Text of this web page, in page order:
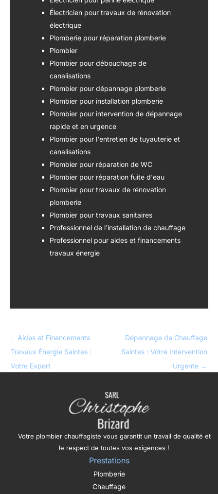
Électricien pour travaux de rénovation
électrique
Plomberie pour réparation plomberie
Plombier
Plombier pour débouchage de
canalisations
Plombier pour dépannage plomberie
Plombier pour installation plomberie
Plombier pour intervention de dépannage
rapide et en urgence
Plombier pour l'entretien de tuyauterie et
canalisations
Plombier pour réparation de WC
Plombier pour réparation fuite d'eau
Plombier pour travaux de rénovation
plomberie
Plombier pour travaux sanitaires
Professionnel de l'installation de chauffage
Professionnel pour aides et financements
travaux énergie
← Aides et Financements
Travaux Énergie Saintes :
Votre Expert
Dépannage de Chauffage
Saintes : Votre Intervention
Urgente →
Votre plombier chauffagiste vous garantit un travail de qualité et
le respect de toutes vos exigences !
Prestations
Plomberie
Chauffage